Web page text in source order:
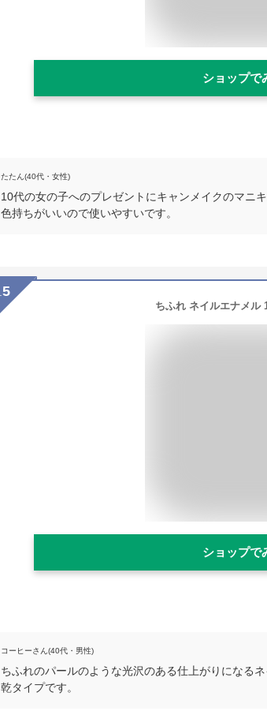
ショップで
たたん(40代・女性)
10代の女の子へのプレゼントにキャンメイクのマニ
色持ちがいいので使いやすいです。
5
ちふれ ネイルエナメル
ショップで
コーヒーさん(40代・男性)
ちふれのパールのような光沢のある仕上がりになる
乾タイプです。